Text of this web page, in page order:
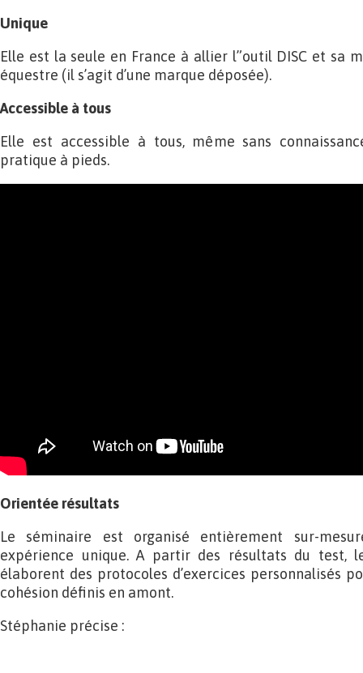
Unique
Elle est la seule en France à allier l”outil DISC et sa
équestre (il s’agit d’une marque déposée).
Accessible à tous
Elle est accessible à tous, même sans
pratique à pieds.
Orientée résultats
Le séminaire est organisé entièrement sur-
expérience unique. A partir des résultats du test,
élaborent des protocoles d’exercices personnalisés
cohésion définis en amont.
Stéphanie précise :